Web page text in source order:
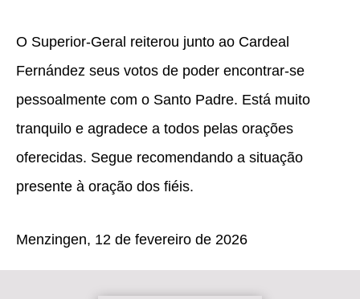
O Superior-Geral reiterou junto ao Cardeal
Fernández seus votos de poder encontrar-se
pessoalmente com o Santo Padre. Está muito
tranquilo e agradece a todos pelas orações
oferecidas. Segue recomendando a situação
presente à oração dos fiéis.
Menzingen, 12 de fevereiro de 2026